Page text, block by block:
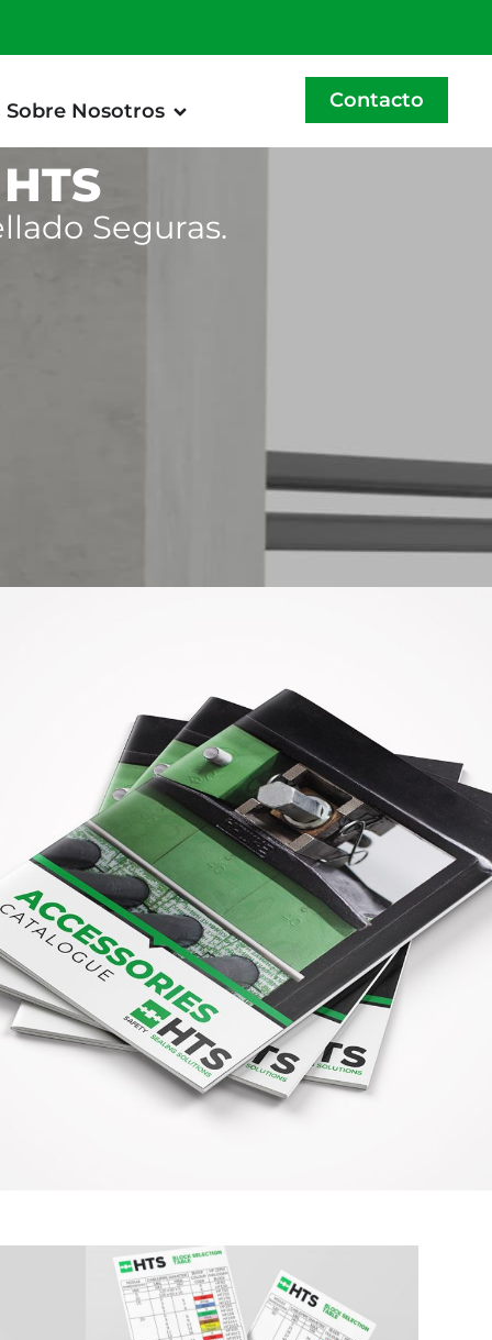
Sobre Nosotros Contacto
Seguras.